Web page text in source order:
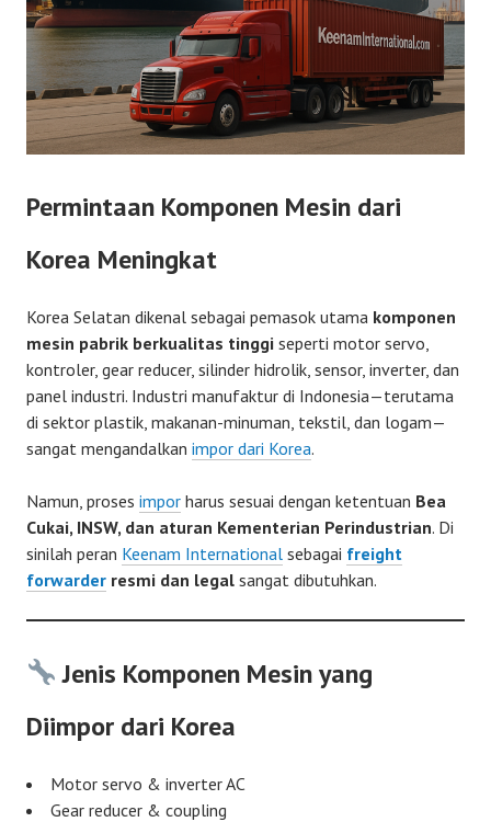
Permintaan Komponen Mesin dari
Korea Meningkat
Korea Selatan dikenal sebagai pemasok utama komponen
mesin pabrik berkualitas tinggi seperti motor servo,
kontroler, gear reducer, silinder hidrolik, sensor, inverter, dan
panel industri. Industri manufaktur di Indonesia—terutama
di sektor plastik, makanan-minuman, tekstil, dan logam—
sangat mengandalkan impor dari Korea.
Namun, proses impor harus sesuai dengan ketentuan Bea
Cukai, INSW, dan aturan Kementerian Perindustrian. Di
sinilah peran Keenam International sebagai freight
forwarder resmi dan legal sangat dibutuhkan.
Jenis Komponen Mesin yang
Diimpor dari Korea
Motor servo & inverter AC
Gear reducer & coupling